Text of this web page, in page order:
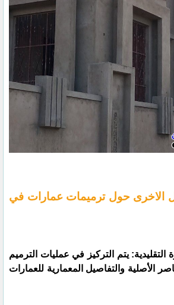
الاخرى حول ترميمات عمارات في
التقليدية: يتم التركيز في عمليات الترميم
الأصلية والتفاصيل المعمارية للعمارات